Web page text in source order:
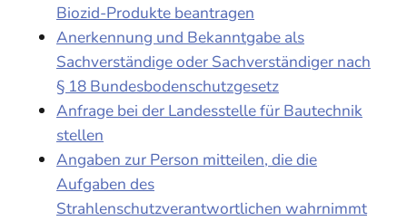
Biozid-Produkte beantragen
Anerkennung und Bekanntgabe als
Sachverständige oder Sachverständiger nach
§ 18 Bundesbodenschutzgesetz
Anfrage bei der Landesstelle für Bautechnik
stellen
Angaben zur Person mitteilen, die die
Aufgaben des
Strahlenschutzverantwortlichen wahrnimmt